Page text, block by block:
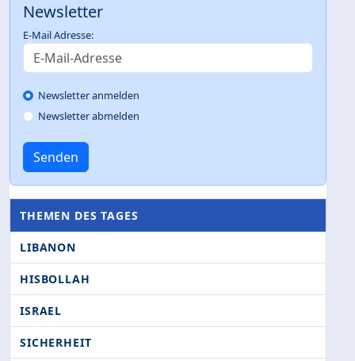
Newsletter
E-Mail Adresse:
Newsletter anmelden
Newsletter abmelden
Senden
THEMEN DES TAGES
LIBANON
HISBOLLAH
ISRAEL
SICHERHEIT